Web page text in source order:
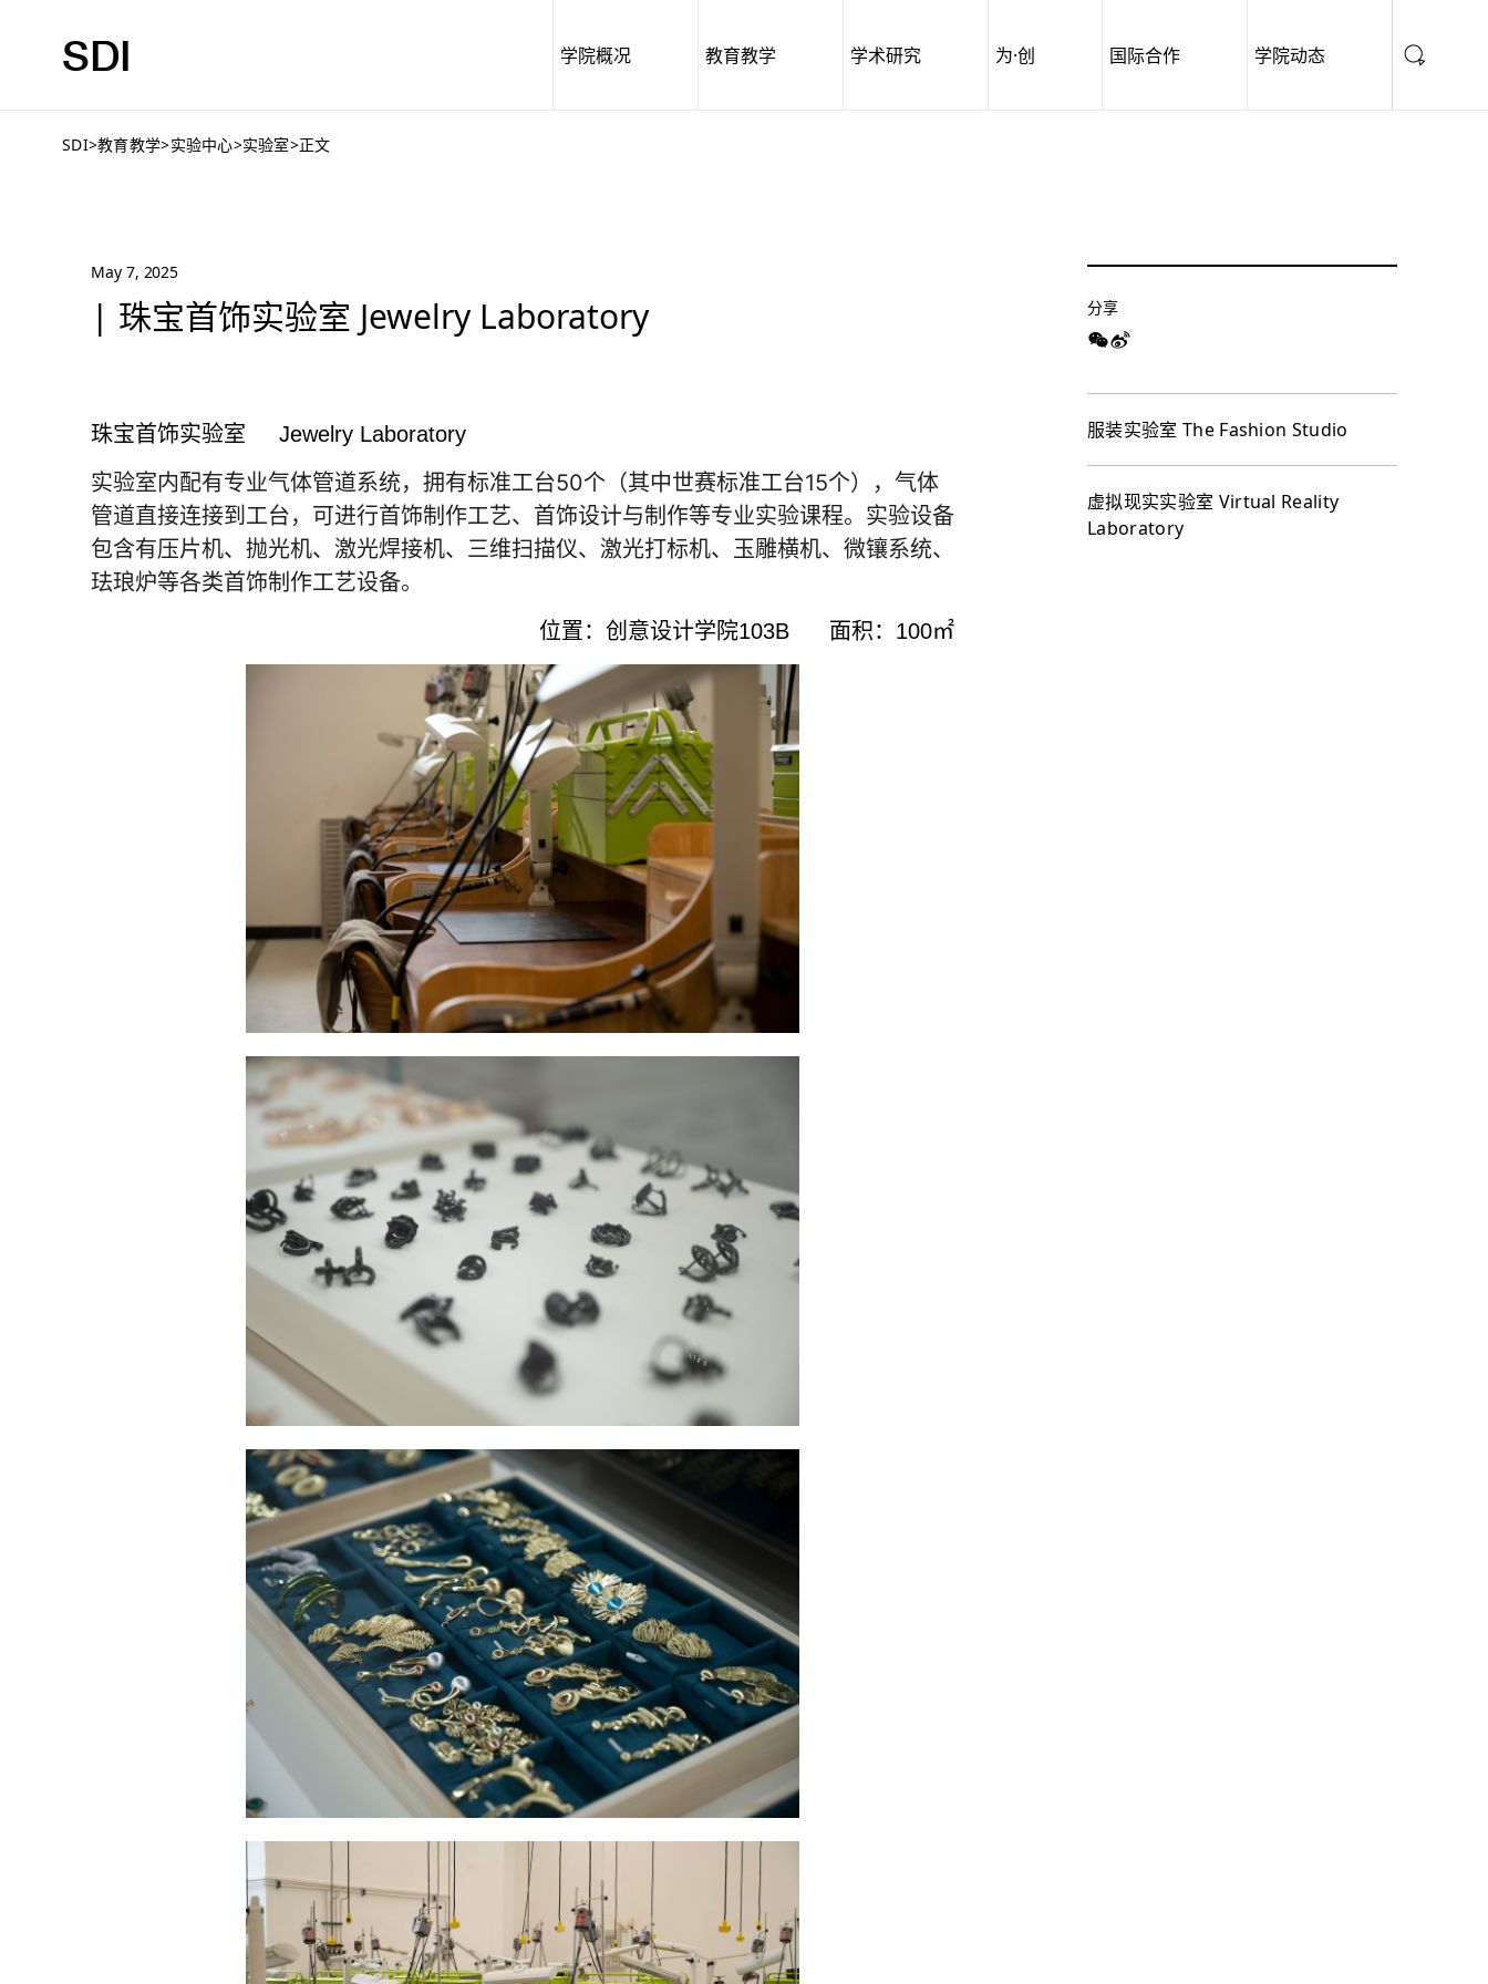
SDI 学院概况 教育教学 学术研究 为·创 国际合作 学院动态
SDI>教育教学>实验中心>实验室>正文
May 7, 2025
| 珠宝首饰实验室 Jewelry Laboratory
珠宝首饰实验室 Jewelry Laboratory
实验室内配有专业气体管道系统，拥有标准工台50个（其中世赛标准工台15个），气体
管道直接连接到工台，可进行首饰制作工艺、首饰设计与制作等专业实验课程。实验设备
包含有压片机、抛光机、激光焊接机、三维扫描仪、激光打标机、玉雕横机、微镶系统、
珐琅炉等各类首饰制作工艺设备。
位置：创意设计学院103B 面积： 100㎡
分享
服装实验室 The Fashion Studio
虚拟现实实验室 Virtual Reality
Laboratory